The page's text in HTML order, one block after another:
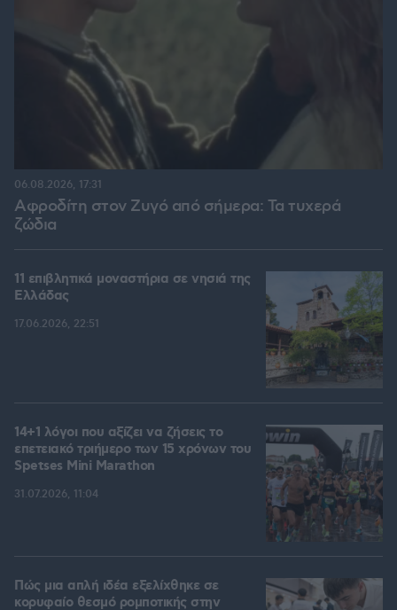
Αφροδίτη στον Ζυγό από σήμερα: Τα τυχερά
ζώδια
06.08.2026, 17:31
11 επιβλητικά μοναστήρια σε νησιά της
Ελλάδας
17.06.2026, 22:51
14+1 λόγοι που αξίζει να ζήσεις το
επετειακό τριήμερο των 15 χρόνων του
Spetses Mini Marathon
31.07.2026, 11:04
Πώς μια απλή ιδέα εξελίχθηκε σε
κορυφαίο θεσμό ρομποτικής στην